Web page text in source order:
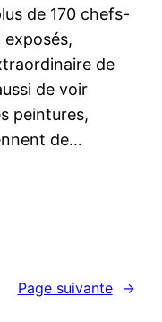
de 170 chefs-
de
de voir
peintures,
de…
Page suivante →